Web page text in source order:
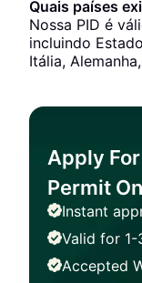
Quais países
Nossa PID é
incluindo
Itália,
Apply
Permit
Instant
Valid for 1-
Accepted